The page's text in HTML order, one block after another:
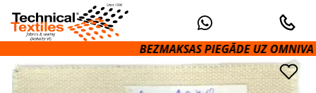
BEZMAKSAS PIEGĀDE UZ OMNIVA